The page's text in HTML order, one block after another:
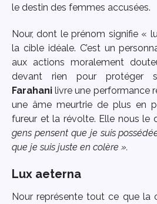
le destin des femmes accusées.
Nour, dont le prénom signifie «
la cible idéale. C’est un
aux actions moralement
devant rien pour protéger
Farahani livre une performance
une âme meurtrie de plus en
fureur et la révolte. Elle nous le
gens pensent que je suis
que je suis juste en colère ».
Lux aeterna
Nour représente tout ce que la